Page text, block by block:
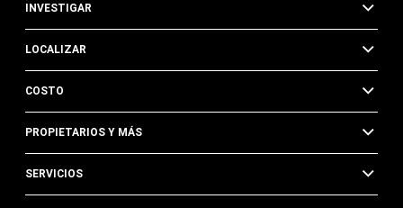
INVESTIGAR
LOCALIZAR
COSTO
PROPIETARIOS Y MÁS
SERVICIOS